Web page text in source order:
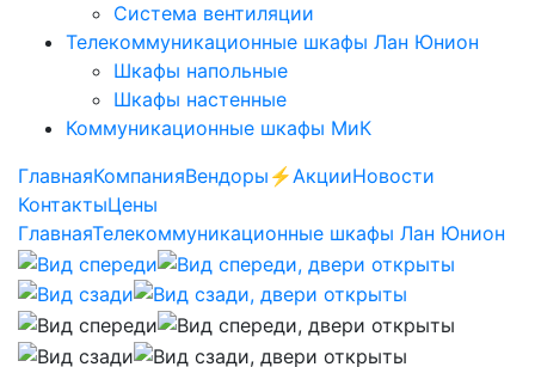
Система вентиляции
Телекоммуникационные шкафы Лан Юнион
Шкафы напольные
Шкафы настенные
Коммуникационные шкафы МиК
ГлавнаяКомпанияВендоры ⚡️АкцииНовости
КонтактыЦены
ГлавнаяТелекоммуникационные шкафы Лан Юнион